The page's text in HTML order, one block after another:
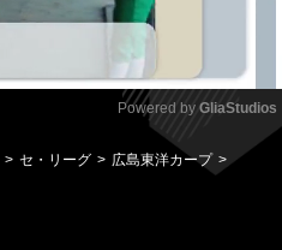
Mute
Powered by GliaStudios
セ・リーグ
広島東洋カープ